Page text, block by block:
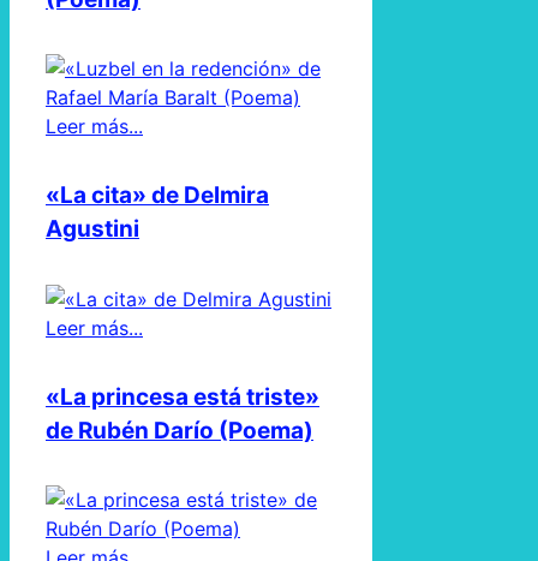
Leer más...
«La cita» de Delmira
Agustini
Leer más...
«La princesa está triste»
de Rubén Darío (Poema)